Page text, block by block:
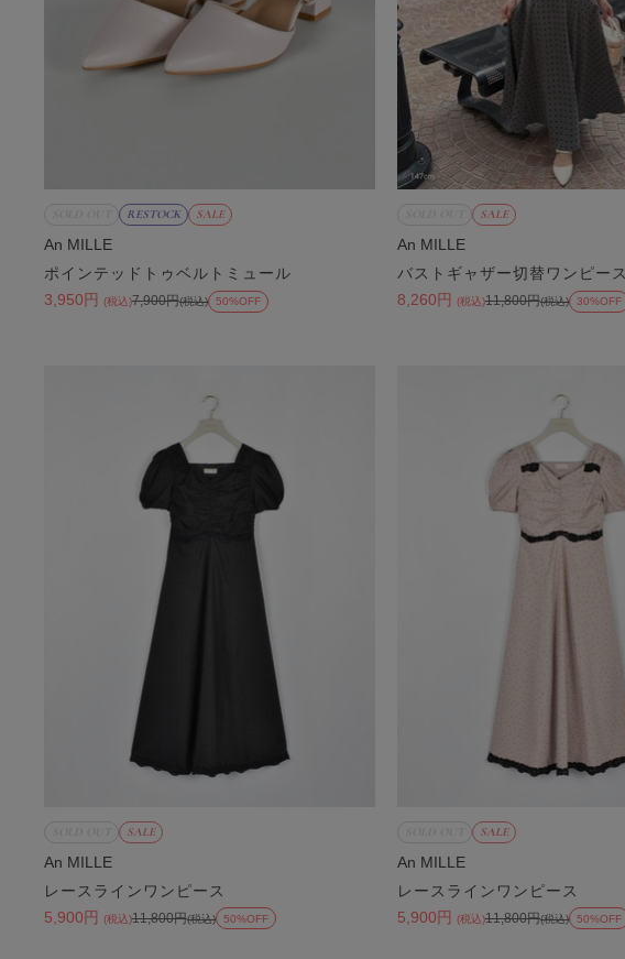
RESTOCK SALE
An MILLE
ポインテッドトゥベルトミュール
3,950円
(税込)7,900円(税込) 50%OFF
SALE
An MILLE
バストギャザー切替ワンピース
8,260円
(税込)11,800円(税込) 30%OFF
SALE
An MILLE
レースラインワンピース
5,900円
(税込)11,800円(税込) 50%OFF
SALE
An MILLE
レースラインワンピース
5,900円
(税込)11,800円(税込) 50%OFF